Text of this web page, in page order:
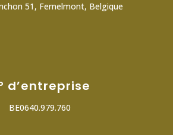
51, Fernelmont, Belgique
d’entreprise
BE0640.979.760